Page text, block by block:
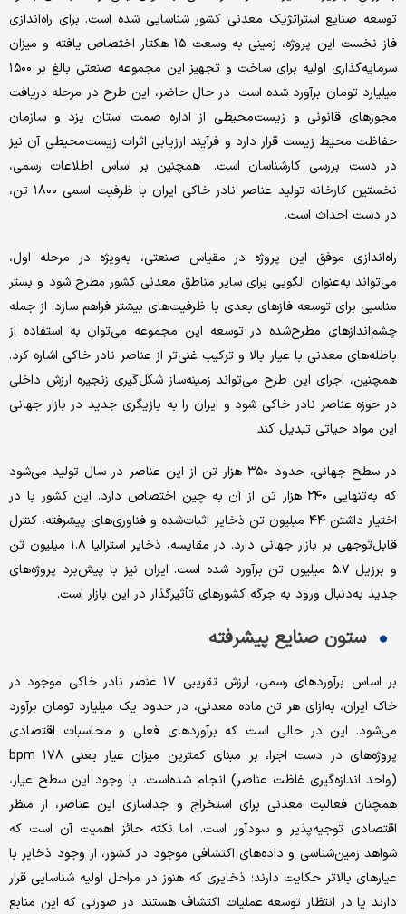
توسعه صنایع استراتژیک معدنی کشور شناسایی شده است. برای راه‌اندازی
فاز نخست این پروژه، زمینی به وسعت ۱۵ هکتار اختصاص یافته و میزان
سرمایه‌گذاری اولیه برای ساخت و تجهیز این مجموعه صنعتی بالغ بر ۱۵۰۰
میلیارد تومان برآورد شده است. در حال حاضر، این طرح در مرحله دریافت
مجوزهای قانونی و زیست‌محیطی از اداره صمت استان یزد و سازمان
حفاظت محیط زیست قرار دارد و فرآیند ارزیابی اثرات زیست‌محیطی آن نیز
در دست بررسی کارشناسان است. همچنین بر اساس اطلاعات رسمی،
نخستین کارخانه تولید عناصر نادر خاکی ایران با ظرفیت اسمی ۱۸۰۰ تن،
در دست احداث است.
راه‌اندازی موفق این پروژه در مقیاس صنعتی، به‌ویژه در مرحله اول،
می‌تواند به‌عنوان الگویی برای سایر مناطق معدنی کشور مطرح شود و بستر
مناسبی برای توسعه فازهای بعدی با ظرفیت‌های بیشتر فراهم سازد. از جمله
چشم‌اندازهای مطرح‌شده در توسعه این مجموعه می‌توان به استفاده از
باطله‌های معدنی با عیار بالا و ترکیب غنی‌تر از عناصر نادر خاکی اشاره کرد.
همچنین، اجرای این طرح می‌تواند زمینه‌ساز شکل‌گیری زنجیره ارزش داخلی
در حوزه عناصر نادر خاکی شود و ایران را به بازیگری جدید در بازار جهانی
این مواد حیاتی تبدیل کند.
در سطح جهانی، حدود ۳۵۰ هزار تن از این عناصر در سال تولید می‌شود
که به‌تنهایی ۲۴۰ هزار تن از آن به چین اختصاص دارد. این کشور با در
اختیار داشتن ۴۴ میلیون تن ذخایر اثبات‌شده و فناوری‌های پیشرفته، کنترل
قابل‌توجهی بر بازار جهانی دارد. در مقایسه، ذخایر استرالیا ۱.۸ میلیون تن
و برزیل ۵.۷ میلیون تن برآورد شده است. ایران نیز با پیش‌برد پروژه‌های
جدید به‌دنبال ورود به جرگه کشورهای تأثیرگذار در این بازار است.
ستون صنایع پیشرفته
بر اساس برآوردهای رسمی، ارزش تقریبی ۱۷ عنصر نادر خاکی موجود در
خاک ایران، به‌ازای هر تن ماده معدنی، در حدود یک میلیارد تومان برآورد
می‌شود. این در حالی است که برآوردهای فعلی و محاسبات اقتصادی
پروژه‌های در دست اجرا، بر مبنای کمترین میزان عیار یعنی ۱۷۸ bpm
(واحد اندازه‌گیری غلظت عناصر) انجام شده‌است. با وجود این سطح عیار،
همچنان فعالیت معدنی برای استخراج و جداسازی این عناصر، از منظر
اقتصادی توجیه‌پذیر و سودآور است. اما نکته حائز اهمیت آن است که
شواهد زمین‌شناسی و داده‌های اکتشافی موجود در کشور، از وجود ذخایر با
عیارهای بالاتر حکایت دارند؛ ذخایری که هنوز در مراحل اولیه شناسایی قرار
دارند یا در انتظار توسعه عملیات اکتشاف هستند. در صورتی که این منابع